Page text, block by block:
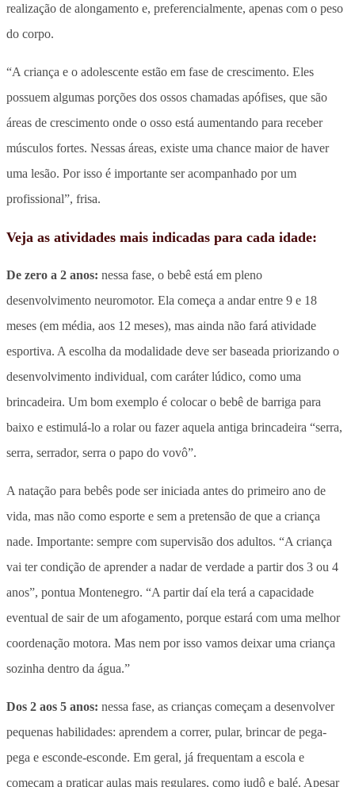
realização de alongamento e, preferencialmente, apenas com o peso
do corpo.
“A criança e o adolescente estão em fase de crescimento. Eles
possuem algumas porções dos ossos chamadas apófises, que são
áreas de crescimento onde o osso está aumentando para receber
músculos fortes. Nessas áreas, existe uma chance maior de haver
uma lesão. Por isso é importante ser acompanhado por um
profissional”, frisa.
Veja as atividades mais indicadas para cada idade:
De zero a 2 anos: nessa fase, o bebê está em pleno
desenvolvimento neuromotor. Ela começa a andar entre 9 e 18
meses (em média, aos 12 meses), mas ainda não fará atividade
esportiva. A escolha da modalidade deve ser baseada priorizando o
desenvolvimento individual, com caráter lúdico, como uma
brincadeira. Um bom exemplo é colocar o bebê de barriga para
baixo e estimulá-lo a rolar ou fazer aquela antiga brincadeira “serra,
serra, serrador, serra o papo do vovô”.
A natação para bebês pode ser iniciada antes do primeiro ano de
vida, mas não como esporte e sem a pretensão de que a criança
nade. Importante: sempre com supervisão dos adultos. “A criança
vai ter condição de aprender a nadar de verdade a partir dos 3 ou 4
anos”, pontua Montenegro. “A partir daí ela terá a capacidade
eventual de sair de um afogamento, porque estará com uma melhor
coordenação motora. Mas nem por isso vamos deixar uma criança
sozinha dentro da água.”
Dos 2 aos 5 anos: nessa fase, as crianças começam a desenvolver
pequenas habilidades: aprendem a correr, pular, brincar de pega-
pega e esconde-esconde. Em geral, já frequentam a escola e
começam a praticar aulas mais regulares, como judô e balé. Apesar